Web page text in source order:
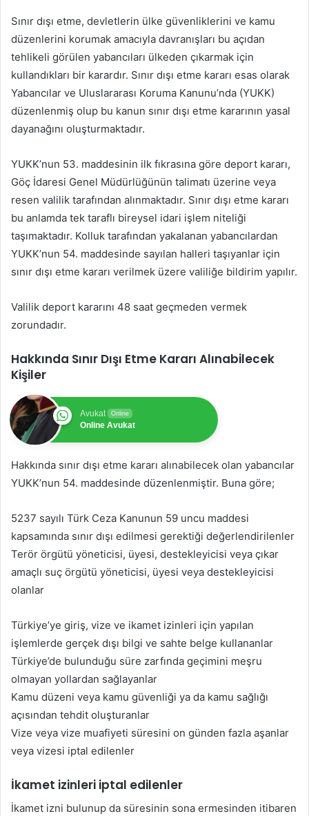
Sınır dışı etme, devletlerin ülke güvenliklerini ve kamu
düzenlerini korumak amacıyla davranışları bu açıdan
tehlikeli görülen yabancıları ülkeden çıkarmak için
kullandıkları bir karardır. Sınır dışı etme kararı esas olarak
Yabancılar ve Uluslararası Koruma Kanunu’nda (YUKK)
düzenlenmiş olup bu kanun sınır dışı etme kararının yasal
dayanağını oluşturmaktadır.
YUKK’nun 53. maddesinin ilk fıkrasına göre deport kararı,
Göç İdaresi Genel Müdürlüğünün talimatı üzerine veya
resen valilik tarafından alınmaktadır. Sınır dışı etme kararı
bu anlamda tek taraflı bireysel idari işlem niteliği
taşımaktadır. Kolluk tarafından yakalanan yabancılardan
YUKK’nun 54. maddesinde sayılan halleri taşıyanlar için
sınır dışı etme kararı verilmek üzere valiliğe bildirim yapılır.
Valilik deport kararını 48 saat geçmeden vermek
zorundadır.
Hakkında Sınır Dışı Etme Kararı Alınabilecek
Kişiler
Avukat Online
Online Avukat
Hakkında sınır dışı etme kararı alınabilecek olan yabancılar
YUKK’nun 54. maddesinde düzenlenmiştir. Buna göre;
5237 sayılı Türk Ceza Kanunun 59 uncu maddesi
kapsamında sınır dışı edilmesi gerektiği değerlendirilenler
Terör örgütü yöneticisi, üyesi, destekleyicisi veya çıkar
amaçlı suç örgütü yöneticisi, üyesi veya destekleyicisi
olanlar
Türkiye’ye giriş, vize ve ikamet izinleri için yapılan
işlemlerde gerçek dışı bilgi ve sahte belge kullananlar
Türkiye’de bulunduğu süre zarfında geçimini meşru
olmayan yollardan sağlayanlar
Kamu düzeni veya kamu güvenliği ya da kamu sağlığı
açısından tehdit oluşturanlar
Vize veya vize muafiyeti süresini on günden fazla aşanlar
veya vizesi iptal edilenler
İkamet izinleri iptal edilenler
İkamet izni bulunup da süresinin sona ermesinden itibaren